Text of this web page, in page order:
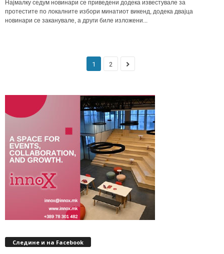
Најмалку седум новинари се приведени додека известувале за
протестите по локалните избори минатиот викенд, додека двајца
новинари се заканувале, а други биле изложени...
1 2
Следине и на Facebook